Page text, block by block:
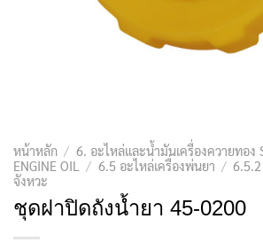
หน้าหลัก / 6. อะไหล่และน้ำมันเครื่องควายทอง
ENGINE OIL
/ 6.5 อะไหล่เครื่องพ่นยา /
จังหวะ
ชุดฝาปิดถังน้ำยา 45-0200